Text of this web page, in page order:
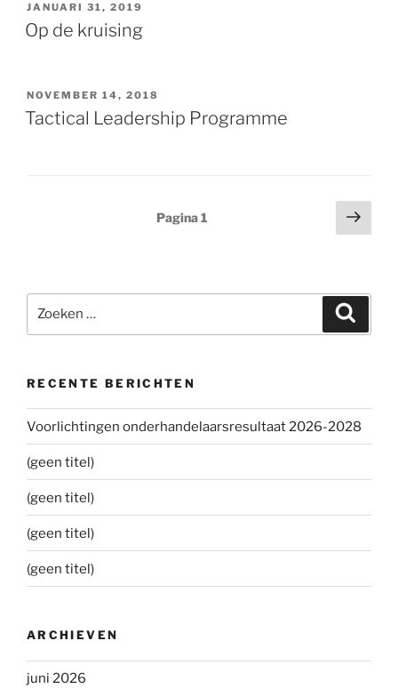
GEPLAATST
OP
JANUARI 31, 2019
Op de kruising
GEPLAATST
OP
NOVEMBER 14, 2018
Tactical Leadership Programme
Pagina1
RECENTE BERICHTEN
Voorlichtingen onderhandelaarsresultaat 2026-2028
(geen titel)
(geen titel)
(geen titel)
(geen titel)
ARCHIEVEN
juni 2026